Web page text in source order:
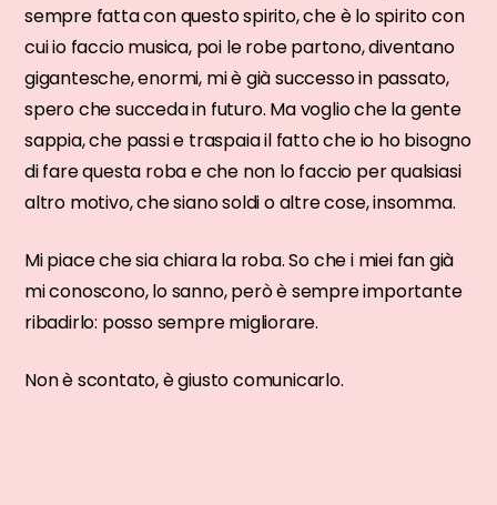
sempre fatta con questo spirito, che è lo spirito con
cui io faccio musica, poi le robe partono, diventano
gigantesche, enormi, mi è già successo in passato,
spero che succeda in futuro. Ma voglio che la gente
sappia, che passi e traspaia il fatto che io ho bisogno
di fare questa roba e che non lo faccio per qualsiasi
altro motivo, che siano soldi o altre cose, insomma.
Mi piace che sia chiara la roba. So che i miei fan già
mi conoscono, lo sanno, però è sempre importante
ribadirlo: posso sempre migliorare.
Non è scontato, è giusto comunicarlo.